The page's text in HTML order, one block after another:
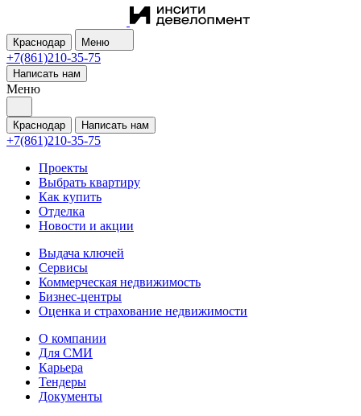
Краснодар Меню
+7(861)210-35-75
Написать нам
Меню
Краснодар Написать нам
+7(861)210-35-75
Проекты
Выбрать квартиру
Как купить
Отделка
Новости и акции
Выдача ключей
Сервисы
Коммерческая недвижимость
Бизнес-центры
Оценка и страхование недвижимости
О компании
Для СМИ
Карьера
Тендеры
Документы